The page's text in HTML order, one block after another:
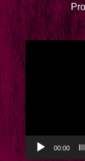
00:00